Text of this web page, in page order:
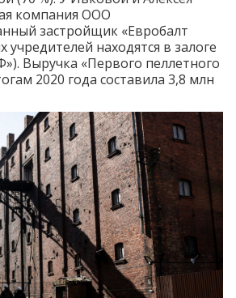
компания ООО
застройщик «Евробалт
учредителей находятся в залоге
Выручка «Первого пеллетного
2020 года составила 3,8 млн